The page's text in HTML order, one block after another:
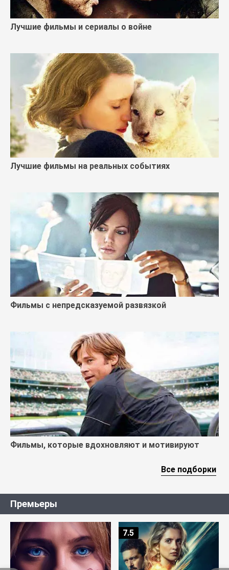
Лучшие фильмы и сериалы о войне
Лучшие фильмы на реальных событиях
Фильмы с непредсказуемой развязкой
Фильмы, которые вдохновляют и мотивируют
Все подборки
Премьеры
7.5